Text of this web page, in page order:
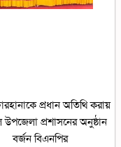
প্রধান অতিথি করায়
উপজেলা প্রশাসনের অনুষ্ঠান
বর্জন বিএনপির